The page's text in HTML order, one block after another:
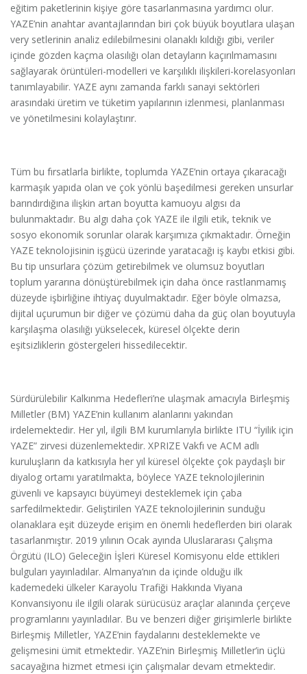
eğitim paketlerinin kişiye göre tasarlanmasına yardımcı olur.
YAZE’nin anahtar avantajlarından biri çok büyük boyutlara ulaşan
very setlerinin analiz edilebilmesini olanaklı kıldığı gibi, veriler
içinde gözden kaçma olasılığı olan detayların kaçırılmamasını
sağlayarak örüntüleri-modelleri ve karşılıklı ilişkileri-korelasyonları
tanımlayabilir. YAZE aynı zamanda farklı sanayi sektörleri
arasındaki üretim ve tüketim yapılarının izlenmesi, planlanması
ve yönetilmesini kolaylaştırır.
Tüm bu fırsatlarla birlikte, toplumda YAZE’nin ortaya çıkaracağı
karmaşık yapıda olan ve çok yönlü başedilmesi gereken unsurlar
barındırdığına ilişkin artan boyutta kamuoyu algısı da
bulunmaktadır. Bu algı daha çok YAZE ile ilgili etik, teknik ve
sosyo ekonomik sorunlar olarak karşımıza çıkmaktadır. Örneğin
YAZE teknolojisinin işgücü üzerinde yaratacağı iş kaybı etkisi gibi.
Bu tip unsurlara çözüm getirebilmek ve olumsuz boyutları
toplum yararına dönüştürebilmek için daha önce rastlanmamış
düzeyde işbirliğine ihtiyaç duyulmaktadır. Eğer böyle olmazsa,
dijital uçurumun bir diğer ve çözümü daha da güç olan boyutuyla
karşılaşma olasılığı yükselecek, küresel ölçekte derin
eşitsizliklerin göstergeleri hissedilecektir.
Sürdürülebilir Kalkınma Hedefleri’ne ulaşmak amacıyla Birleşmiş
Milletler (BM) YAZE’nin kullanım alanlarını yakından
irdelemektedir. Her yıl, ilgili BM kurumlarıyla birlikte ITU “İyilik için
YAZE” zirvesi düzenlemektedir. XPRIZE Vakfı ve ACM adlı
kuruluşların da katkısıyla her yıl küresel ölçekte çok paydaşlı bir
diyalog ortamı yaratılmakta, böylece YAZE teknolojilerinin
güvenli ve kapsayıcı büyümeyi desteklemek için çaba
sarfedilmektedir. Geliştirilen YAZE teknolojilerinin sunduğu
olanaklara eşit düzeyde erişim en önemli hedeflerden biri olarak
tasarlanmıştır. 2019 yılının Ocak ayında Uluslararası Çalışma
Örgütü (ILO) Geleceğin İşleri Küresel Komisyonu elde ettikleri
bulguları yayınladılar. Almanya’nın da içinde olduğu ilk
kademedeki ülkeler Karayolu Trafiği Hakkında Viyana
Konvansiyonu ile ilgili olarak sürücüsüz araçlar alanında çerçeve
programlarını yayınladılar. Bu ve benzeri diğer girişimlerle birlikte
Birleşmiş Milletler, YAZE’nin faydalarını desteklemekte ve
gelişmesini ümit etmektedir. YAZE’nin Birleşmiş Milletler’in üçlü
sacayağına hizmet etmesi için çalışmalar devam etmektedir.